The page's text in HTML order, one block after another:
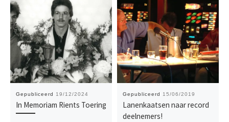
Gepubliceerd 19/12/2024
In Memoriam Rients Toering
Gepubliceerd 15/06/2019
Lanenkaatsen naar record
deelnemers!